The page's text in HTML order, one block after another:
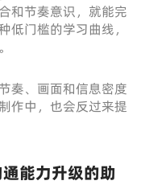
和节奏意识，就能完
低门槛的学习曲线，
奏、画面和信息密度
作中，也会反过来提
能力升级的助